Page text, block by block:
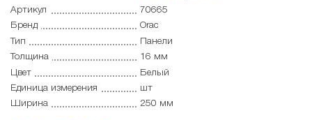
Артикул
70665
Бренд
Orac
Тип
Панели
Толщина
16 мм
Цвет
Белый
Единица измерения
шт
Ширина
250 мм